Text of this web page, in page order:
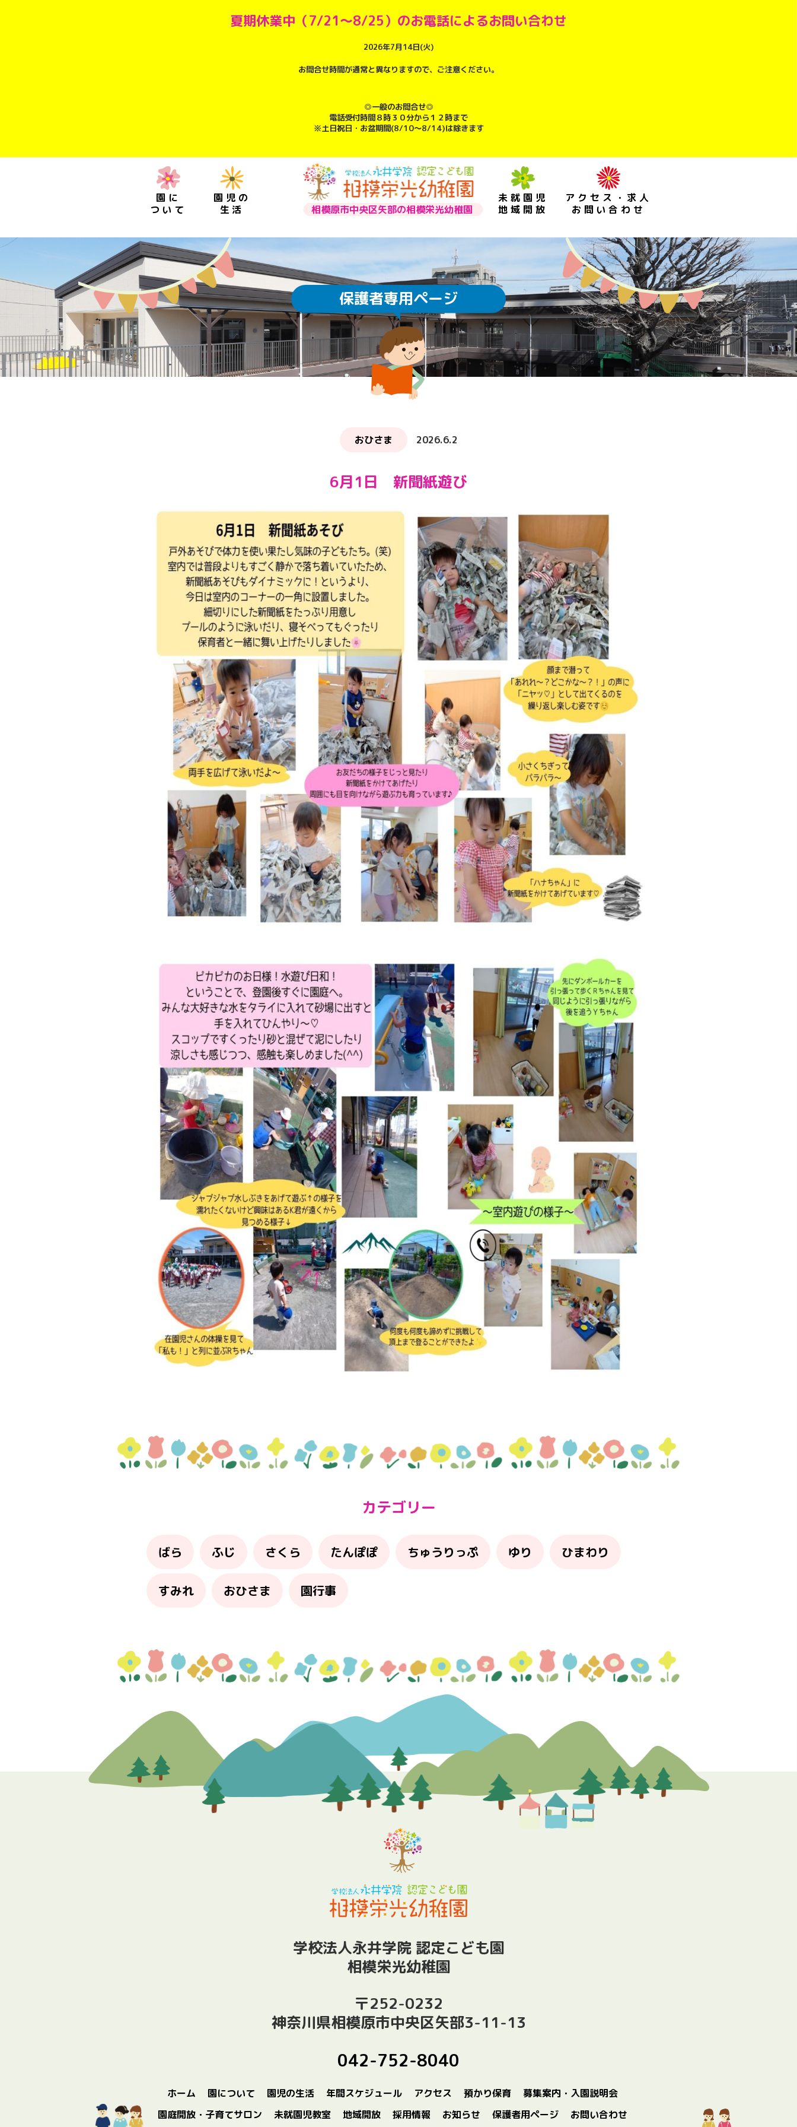
夏期休業中（7/21～8/25）のお電話によるお問い合わせ
2026年7月14日(火)
お問合せ時間が通常と異なりますので、ご注意ください。
◎一般のお問合せ◎
電話受付時間８時３０分から１２時まで
※土日祝日・お盆期間(8/10～8/14)は除きます
相模原市中央区矢部の相模栄光幼稚園
園に
ついて
教育保育について 通園方法 ICTの利用 園の概要
園児の
生活
園の環境 生活の流れ クラスについて 給食・食育 預かり保育 課外教室
未就園児
地域開放
募集案内
入園説明会
未就園児教室
園庭開放
子育てサロン ぽかぽか
地域開放
アクセス・求人
お問い合わせ
アクセスMAP 求人情報 お問い合わせ
保護者専用ページ
おひさま 2026.6.2
6月1日 新聞紙遊び
カテゴリー
ばら ふじ さくら たんぽぽ ちゅうりっぷ ゆり ひまわり
すみれ おひさま 園行事
学校法人永井学院 認定こども園
相模栄光幼稚園
〒252-0232
神奈川県相模原市中央区矢部3-11-13
042-752-8040
ホーム 園について 園児の生活 年間スケジュール アクセス 預かり保育
募集案内・入園説明会
園庭開放・子育てサロン
未就園児教室 地域開放 採用情報 お知らせ 保護者用ページ お問い合わせ